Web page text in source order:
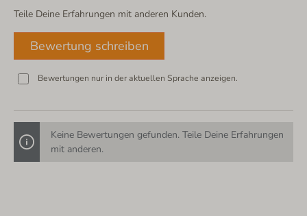
Teile Deine Erfahrungen mit anderen Kunden.
Bewertung schreiben
Bewertungen nur in der aktuellen Sprache anzeigen.
Keine Bewertungen gefunden. Teile Deine Erfahrungen
mit anderen.